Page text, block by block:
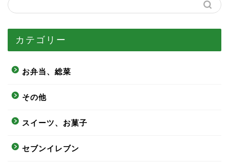
カテゴリー
お弁当、総菜
その他
スイーツ、お菓子
セブンイレブン